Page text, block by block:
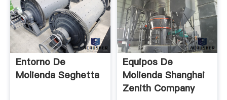
Entorno De
Molienda Seghetta
Equipos De
Molienda Shanghai
Zenith Company